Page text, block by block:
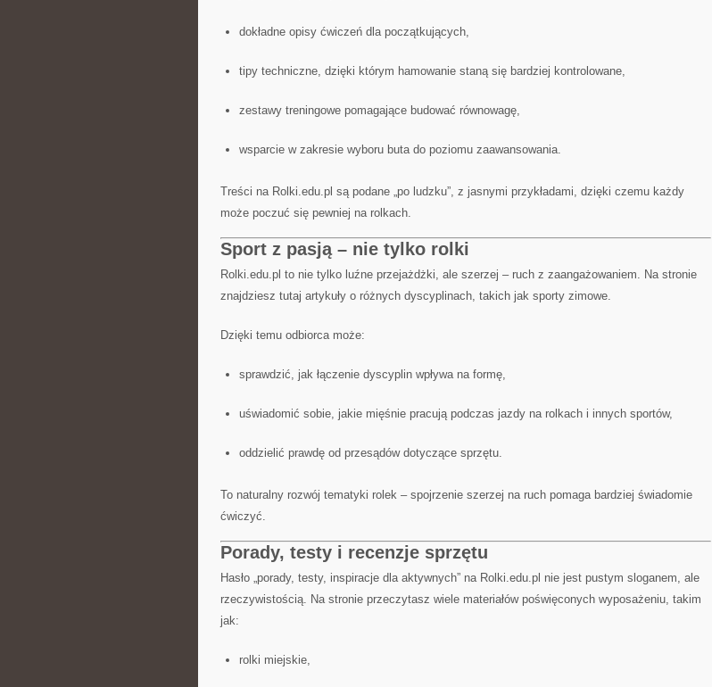
dokładne opisy ćwiczeń dla początkujących,
tipy techniczne, dzięki którym hamowanie staną się bardziej kontrolowane,
zestawy treningowe pomagające budować równowagę,
wsparcie w zakresie wyboru buta do poziomu zaawansowania.
Treści na Rolki.edu.pl są podane „po ludzku”, z jasnymi przykładami, dzięki czemu każdy
może poczuć się pewniej na rolkach.
Sport z pasją – nie tylko rolki
Rolki.edu.pl to nie tylko luźne przejażdżki, ale szerzej – ruch z zaangażowaniem. Na stronie
znajdziesz tutaj artykuły o różnych dyscyplinach, takich jak sporty zimowe.
Dzięki temu odbiorca może:
sprawdzić, jak łączenie dyscyplin wpływa na formę,
uświadomić sobie, jakie mięśnie pracują podczas jazdy na rolkach i innych sportów,
oddzielić prawdę od przesądów dotyczące sprzętu.
To naturalny rozwój tematyki rolek – spojrzenie szerzej na ruch pomaga bardziej świadomie
ćwiczyć.
Porady, testy i recenzje sprzętu
Hasło „porady, testy, inspiracje dla aktywnych” na Rolki.edu.pl nie jest pustym sloganem, ale
rzeczywistością. Na stronie przeczytasz wiele materiałów poświęconych wyposażeniu, takim
jak:
rolki miejskie,